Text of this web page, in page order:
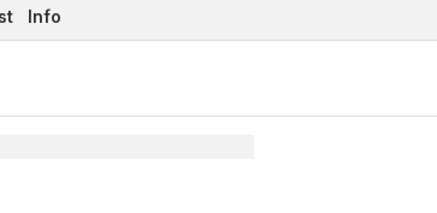
Info
Hari Ini -